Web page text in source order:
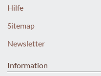
Hilfe
Sitemap
Newsletter
Information